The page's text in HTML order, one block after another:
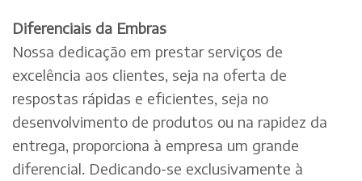
Diferenciais da Embras
Nossa dedicação em prestar serviços de
excelência aos clientes, seja na oferta de
respostas rápidas e eficientes, seja no
desenvolvimento de produtos ou na rapidez da
entrega, proporciona à empresa um grande
diferencial. Dedicando-se exclusivamente à